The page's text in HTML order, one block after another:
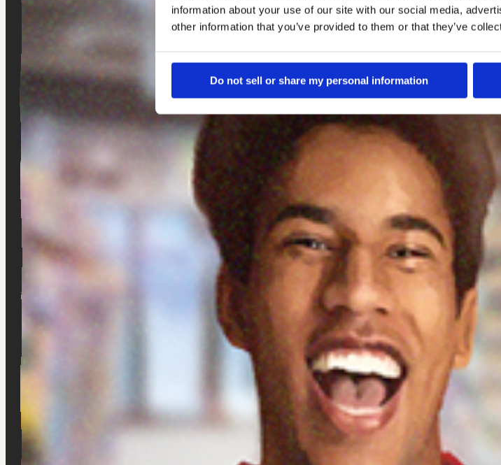
information about your use of our site with our social media,
other information that you’ve provided to them or that they’ve
Do not sell or share my personal information